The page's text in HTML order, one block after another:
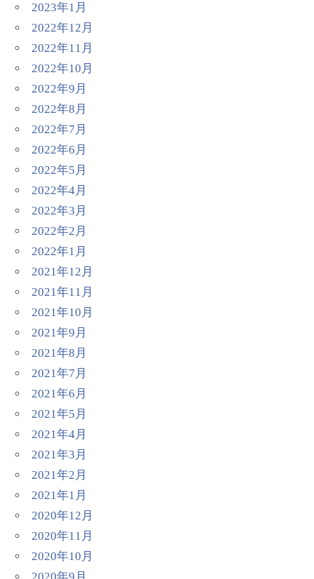
2023年1月
2022年12月
2022年11月
2022年10月
2022年9月
2022年8月
2022年7月
2022年6月
2022年5月
2022年4月
2022年3月
2022年2月
2022年1月
2021年12月
2021年11月
2021年10月
2021年9月
2021年8月
2021年7月
2021年6月
2021年5月
2021年4月
2021年3月
2021年2月
2021年1月
2020年12月
2020年11月
2020年10月